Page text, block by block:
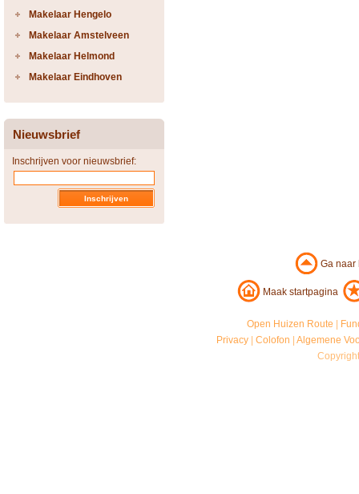
Makelaar Hengelo
Makelaar Amstelveen
Makelaar Helmond
Makelaar Eindhoven
Nieuwsbrief
Inschrijven voor nieuwsbrief:
Ga
Maak startpagina
Open Huizen Route
Privacy |Colofon |Algemene